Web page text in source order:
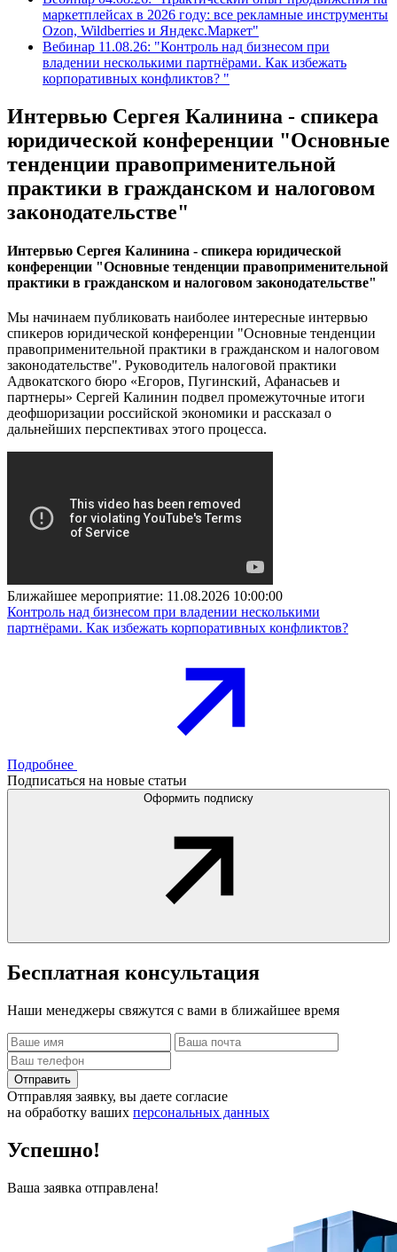
маркетплейсах в 2026 году: все рекламные инструменты
Ozon, Wildberries и Яндекс.Маркет"
Вебинар 11.08.26: "Контроль над бизнесом при
владении несколькими партнёрами. Как избежать
корпоративных конфликтов? "
Интервью Сергея Калинина - спикера
юридической конференции "Основные
тенденции правоприменительной
практики в гражданском и налоговом
законодательстве"
Интервью Сергея Калинина - спикера юридической
конференции "Основные тенденции правоприменительной
практики в гражданском и налоговом законодательстве"
Мы начинаем публиковать наиболее интересные интервью
спикеров юридической конференции "Основные тенденции
правоприменительной практики в гражданском и налоговом
законодательстве". Руководитель налоговой практики
Адвокатского бюро «Егоров, Пугинский, Афанасьев и
партнеры» Сергей Калинин подвел промежуточные итоги
деофшоризации российской экономики и рассказал о
дальнейших перспективах этого процесса.
Ближайшее мероприятие: 11.08.2026 10:00:00
Контроль над бизнесом при владении несколькими
партнёрами. Как избежать корпоративных конфликтов?
Подробнее
Подписаться на новые статьи
Оформить подписку
Бесплатная консультация
Наши менеджеры свяжутся с вами в ближайшее время
Отправить
Отправляя заявку, вы даете согласие
на обработку ваших персональных данных
Успешно!
Ваша заявка отправлена!